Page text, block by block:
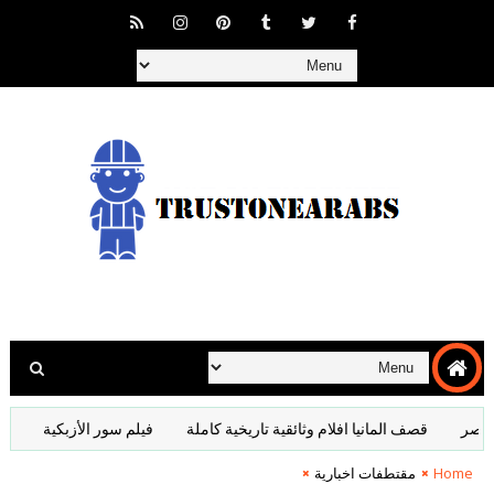
قصف المانيا افلام وثائقية تاريخية كاملة فيلم سور الأزبكية
Home
مقتطفات اخبارية